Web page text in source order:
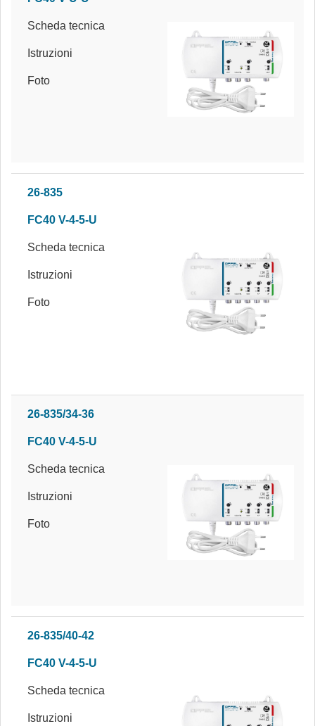
Scheda tecnica
Istruzioni
Foto
26-835
FC40 V-4-5-U
Scheda tecnica
Istruzioni
Foto
26-835/34-36
FC40 V-4-5-U
Scheda tecnica
Istruzioni
Foto
26-835/40-42
FC40 V-4-5-U
Scheda tecnica
Istruzioni